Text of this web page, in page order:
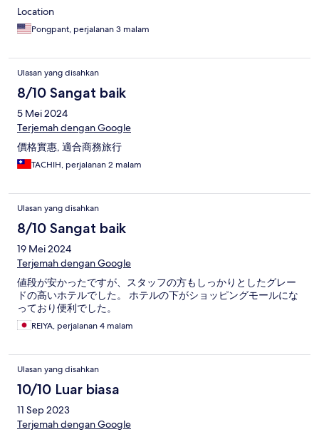
Location
Pongpant, perjalanan 3 malam
Ulasan yang disahkan
8/10 Sangat baik
5 Mei 2024
Terjemah dengan Google
價格實惠, 適合商務旅行
TACHIH, perjalanan 2 malam
Ulasan yang disahkan
8/10 Sangat baik
19 Mei 2024
Terjemah dengan Google
値段が安かったですが、スタッフの方もしっかりとしたグレー
ドの高いホテルでした。 ホテルの下がショッピングモールにな
っており便利でした。
REIYA, perjalanan 4 malam
Ulasan yang disahkan
10/10 Luar biasa
11 Sep 2023
Terjemah dengan Google